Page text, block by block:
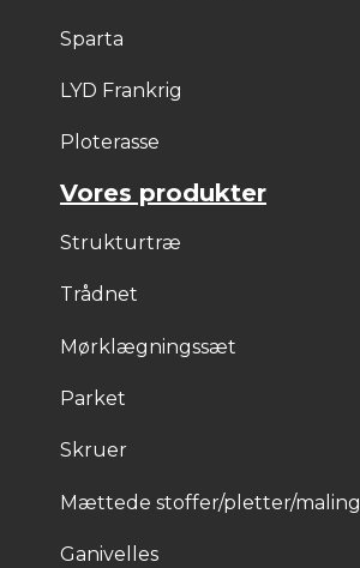
Sparta
LYD Frankrig
Ploterasse
Vores produkter
Strukturtræ
Trådnet
Mørklægningssæt
Parket
Skruer
Mættede stoffer/pletter/maling
Ganivelles